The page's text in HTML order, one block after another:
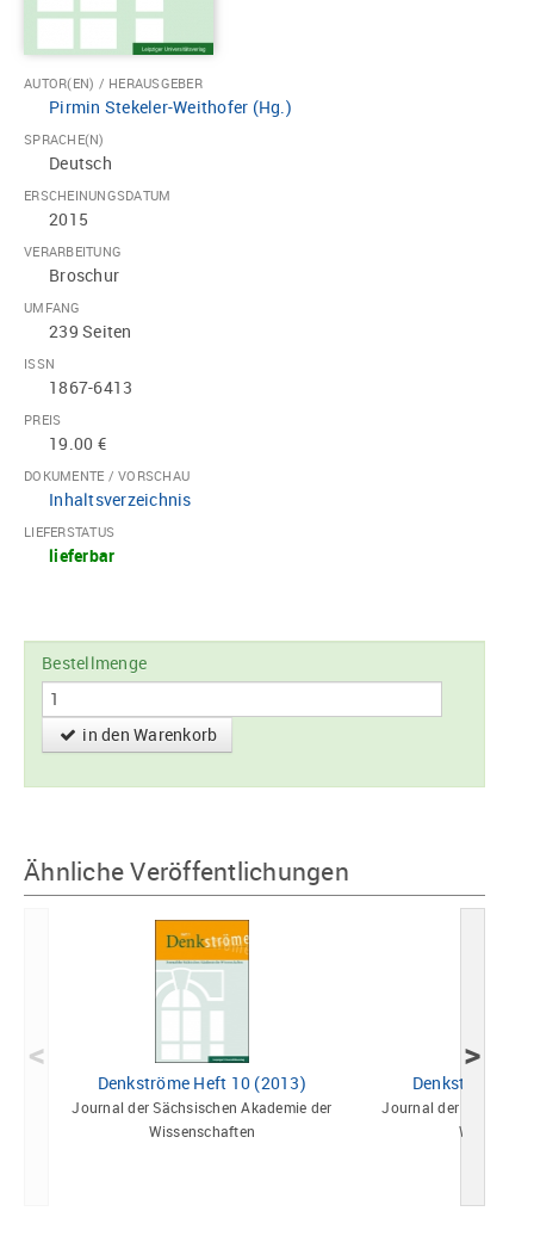
AUTOR(EN) / HERAUSGEBER
Pirmin Stekeler-Weithofer (Hg.)
SPRACHE(N)
Deutsch
ERSCHEINUNGSDATUM
2015
VERARBEITUNG
Broschur
UMFANG
239 Seiten
ISSN
1867-6413
PREIS
19.00 €
DOKUMENTE / VORSCHAU
Inhaltsverzeichnis
LIEFERSTATUS
lieferbar
Bestellmenge
in den Warenkorb
Ähnliche Veröffentlichungen
Denkströme Heft 10 (2013)
Journal der Sächsischen Akademie der
Wissenschaften
Denkströme
Journal der
< >